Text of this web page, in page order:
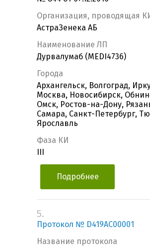
Организация, проводящая
АстраЗенека АБ
Наименование ЛП
Дурвалумаб (MEDI4736)
Города
Архангельск, Волгоград,
Москва, Новосибирск,
Омск, Ростов-на-Дону,
Самара, Санкт-Петербург,
Ярославль
Фаза КИ
Подробнее
5.
Протокол № D419AC00001
Название протокола